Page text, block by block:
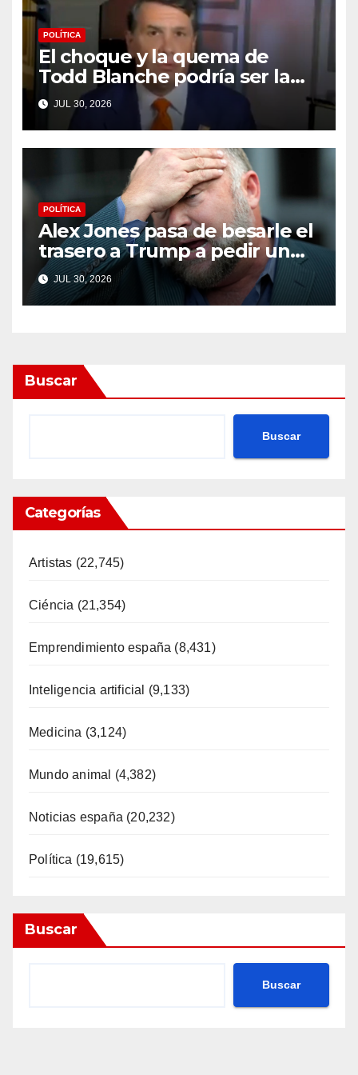
POLÍTICA
El choque y la quema de
Todd Blanche podría ser la
máxima humillación de
Trump
JUL 30, 2026
POLÍTICA
Alex Jones pasa de besarle el
trasero a Trump a pedir un
impeachment
JUL 30, 2026
Buscar
Buscar
Categorías
Artistas (22,745)
Ciéncia (21,354)
Emprendimiento españa (8,431)
Inteligencia artificial (9,133)
Medicina (3,124)
Mundo animal (4,382)
Noticias españa (20,232)
Política (19,615)
Buscar
Buscar